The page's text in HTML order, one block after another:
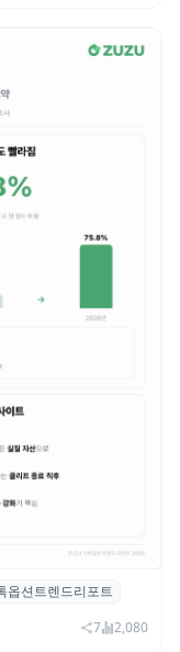
옵션트렌드리포트
7 2,080